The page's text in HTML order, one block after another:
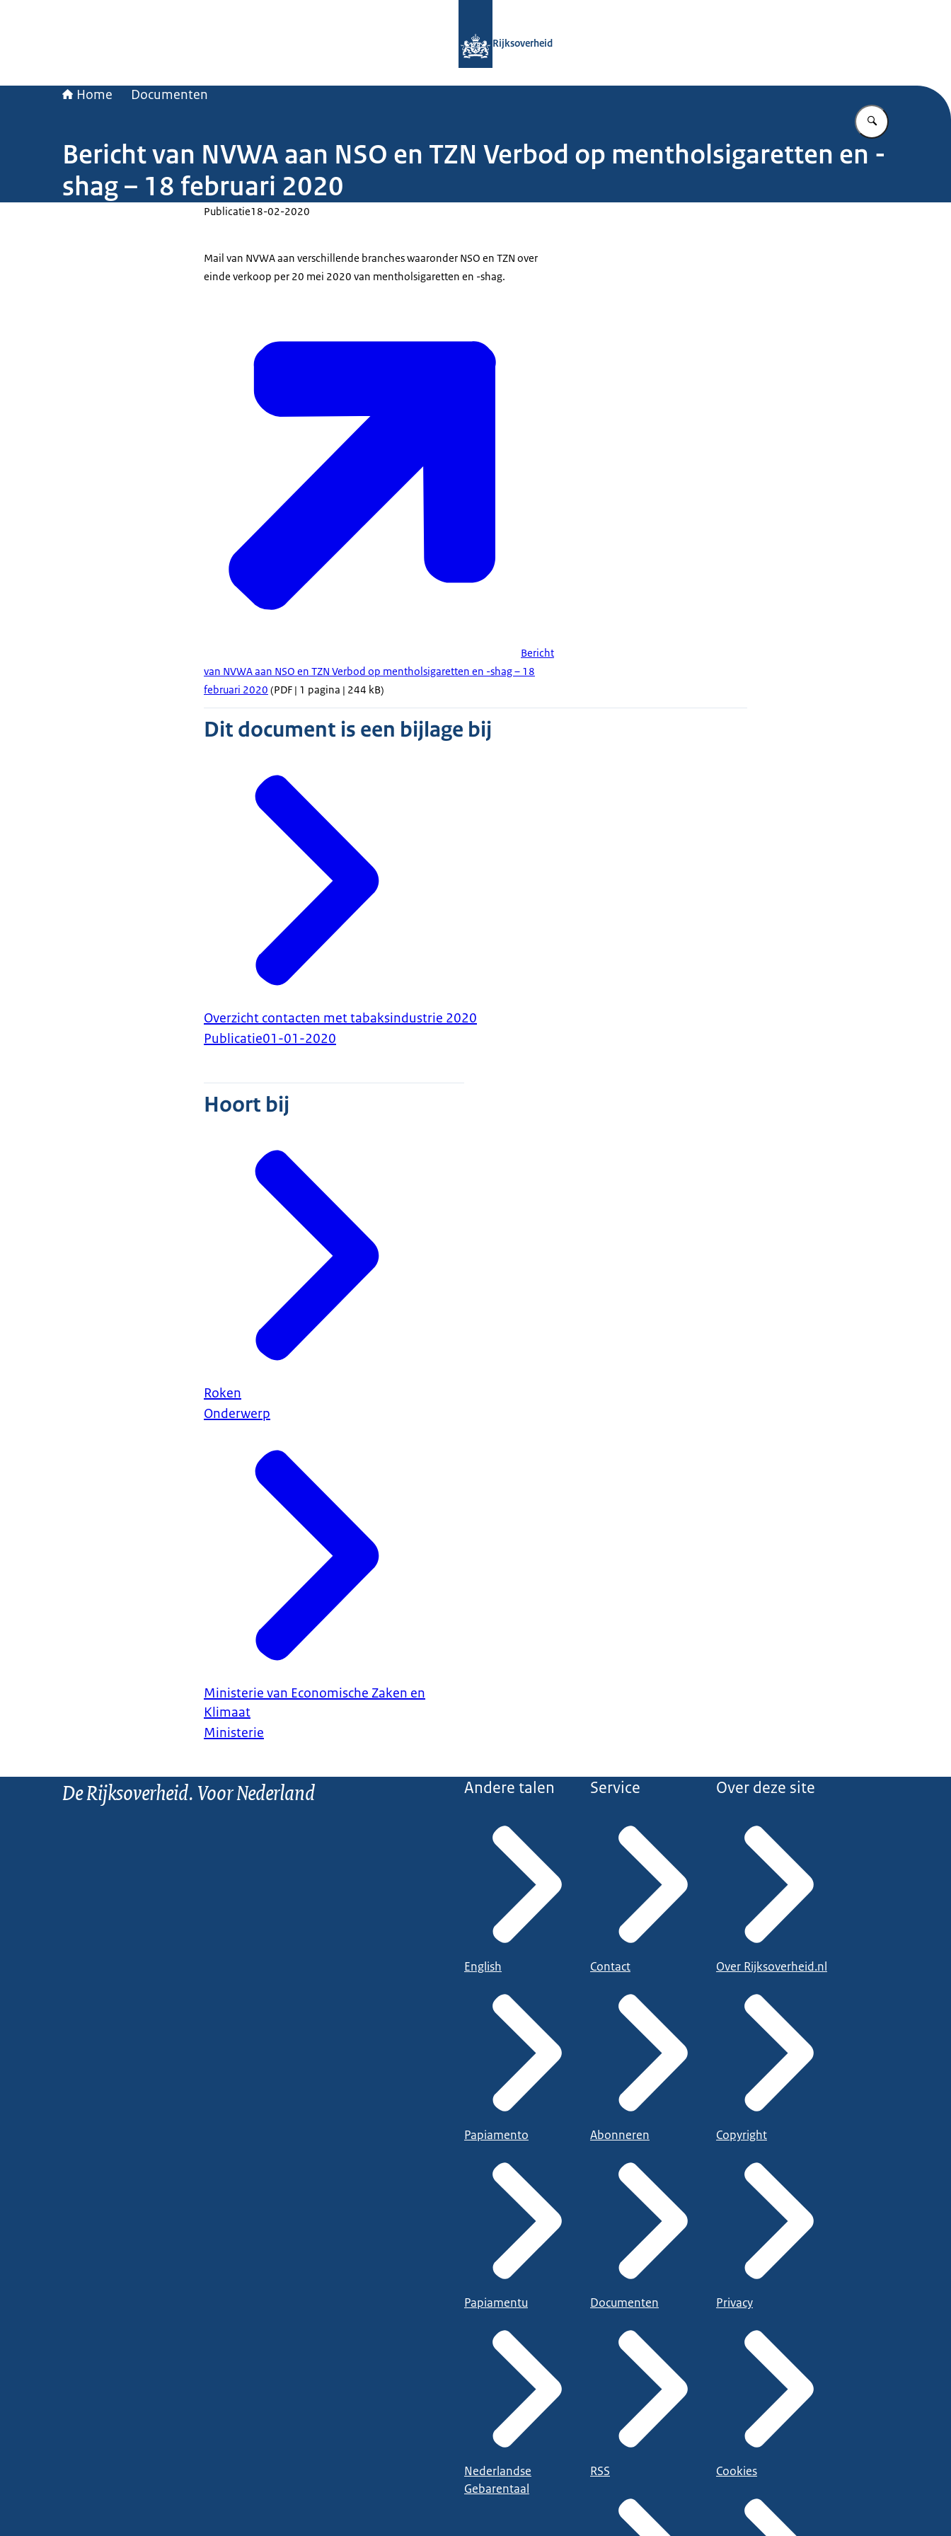
Rijksoverheid
Home Documenten
Vul in wat u
Bericht van NVWA aan NSO en TZN Verbod op mentholsigaretten en -
shag – 18 februari 2020
Publicatie18-02-2020
Mail van NVWA aan verschillende branches waaronder NSO en TZN over
einde verkoop per 20 mei 2020 van mentholsigaretten en -shag.
Bericht
van NVWA aan NSO en TZN Verbod op mentholsigaretten en -shag – 18
februari 2020 (PDF | 1 pagina | 244 kB)
Dit document is een bijlage bij
Overzicht contacten met tabaksindustrie 2020
Publicatie01-01-2020
Hoort bij
Roken
Onderwerp
Ministerie van Economische Zaken en
Klimaat
Ministerie
De Rijksoverheid. Voor Nederland Andere talen
English
Papiamento
Papiamentu
Nederlandse
Gebarentaal
Service
Contact
Abonneren
Documenten
RSS
Over deze site
Over Rijksoverheid.nl
Copyright
Privacy
Cookies